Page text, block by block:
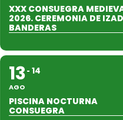
XXX CONSUEGRA
2026. CEREMONIA DE
BANDERAS
13
AGO
14
PISCINA NOCTURNA
CONSUEGRA